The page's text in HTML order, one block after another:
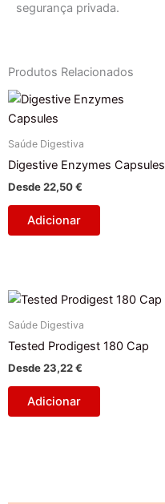
segurança privada.
Produtos Relacionados
Saúde Digestiva
Digestive Enzymes Capsules
Desde22,50€
Adicionar
Saúde Digestiva
Tested Prodigest 180 Cap
Desde23,22€
Adicionar